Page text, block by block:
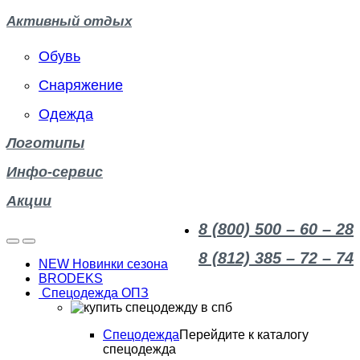
Активный отдых
Обувь
Снаряжение
Одежда
Логотипы
Инфо-сервис
Акции
8 (800) 500 – 60 – 28
8 (812) 385 – 72 – 74
NEW Новинки сезона
BRODEKS
Спецодежда ОПЗ
СпецодеждаПерейдите к каталогу
спецодежда